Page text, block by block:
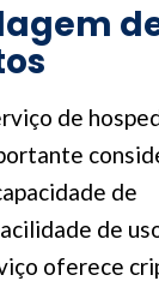
de
de
de
oferece